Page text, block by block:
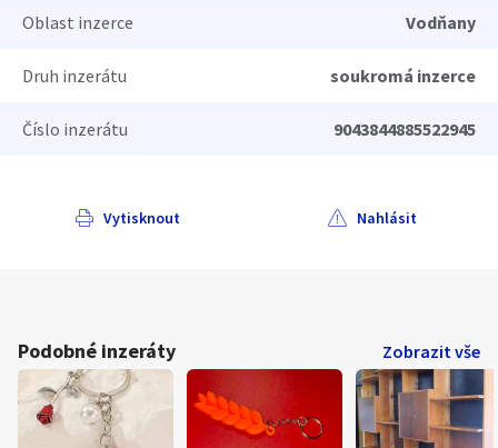
Oblast inzerce Vodňany
Druh inzerátu soukromá inzerce
Číslo inzerátu 9043844885522945
Vytisknout Nahlásit
Podobné inzeráty Zobrazit vše